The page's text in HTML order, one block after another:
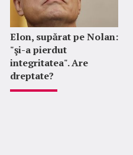
Elon, supărat pe Nolan:
"şi-a pierdut
integritatea". Are
dreptate?